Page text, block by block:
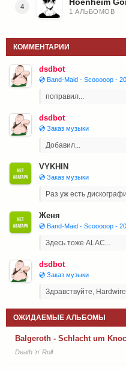
4 Hoenheim
1 АЛЬБОМОВ
КОММЕНТАРИИ
dsdbot
💿 Band-Maid - Scooooop -
поправил...
dsdbot
💿 Заказ музыки
Добавил...
VYKHIN
💿 Заказ музыки
Раз уж есть
Женя
💿 Band-Maid - Scooooop -
Здесь тоже ALAC...
dsdbot
💿 Заказ музыки
Здравствуйте,
ОЖИДАЕМЫЕ АЛЬБОМЫ
Balgeroth - Schlacht um
Death 'n' Roll